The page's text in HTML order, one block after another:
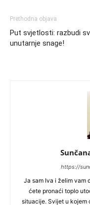
Prethodna objava
Put svjetlosti: razbudi
unutarnje snage!
https://
Ja sam Iva i želim vam
ćete pronaći toplo
situacije. Svijet u kojem